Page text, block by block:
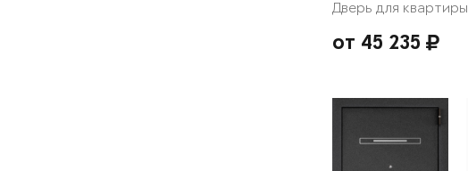
Дверь для квартиры
от 45 235